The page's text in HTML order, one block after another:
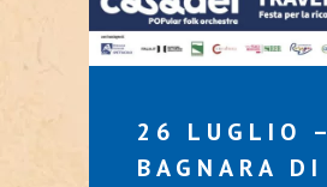
26 LUGLIO –
BAGNARA DI